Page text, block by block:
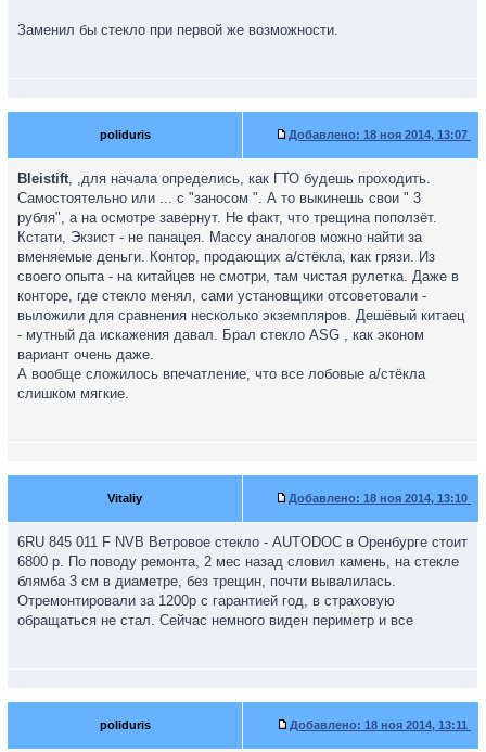
Заменил бы стекло при первой же возможности.
poliduris Добавлено: 18 ноя 2014, 13:07
Bleistift, ,для начала определись, как ГТО будешь проходить.
Самостоятельно или ... с "заносом ". А то выкинешь свои " 3
рубля", а на осмотре завернут. Не факт, что трещина поползёт.
Кстати, Экзист - не панацея. Массу аналогов можно найти за
вменяемые деньги. Контор, продающих а/стёкла, как грязи. Из
своего опыта - на китайцев не смотри, там чистая рулетка. Даже в
конторе, где стекло менял, сами установщики отсоветовали -
выложили для сравнения несколько экземпляров. Дешёвый китаец
- мутный да искажения давал. Брал стекло ASG , как эконом
вариант очень даже.
А вообще сложилось впечатление, что все лобовые а/стёкла
слишком мягкие.
Vitaliy Добавлено: 18 ноя 2014, 13:10
6RU 845 011 F NVB Ветровое стекло - AUTODOC в Оренбурге стоит
6800 р. По поводу ремонта, 2 мес назад словил камень, на стекле
блямба 3 см в диаметре, без трещин, почти вывалилась.
Отремонтировали за 1200р с гарантией год, в страховую
обращаться не стал. Сейчас немного виден периметр и все
poliduris Добавлено: 18 ноя 2014, 13:11